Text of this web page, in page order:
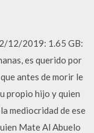
12/2019: 1.65 GB:
es querido por
antes de morir le
propio hijo y quien
mediocridad de ese
Mate Al Abuelo